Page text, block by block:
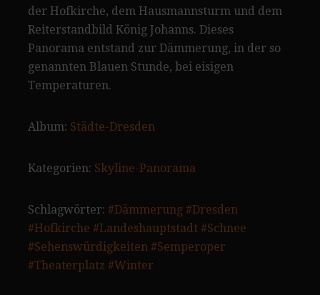
der Hofkirche, dem Hausmannsturm und dem
Reiterstandbild König Johanns. Dieses
Panorama entstand zur Dämmerung, in der so
genannten Blauen Stunde, bei eisigen
Temperaturen.
Album: Städte-Dresden
Kategorien: Skyline-Panorama
Schlagwörter: #Dämmerung #Dresden
#Hofkirche #Landeshauptstadt #Schnee
#Sehenswürdigkeiten #Semperoper
#Theaterplatz #Winter